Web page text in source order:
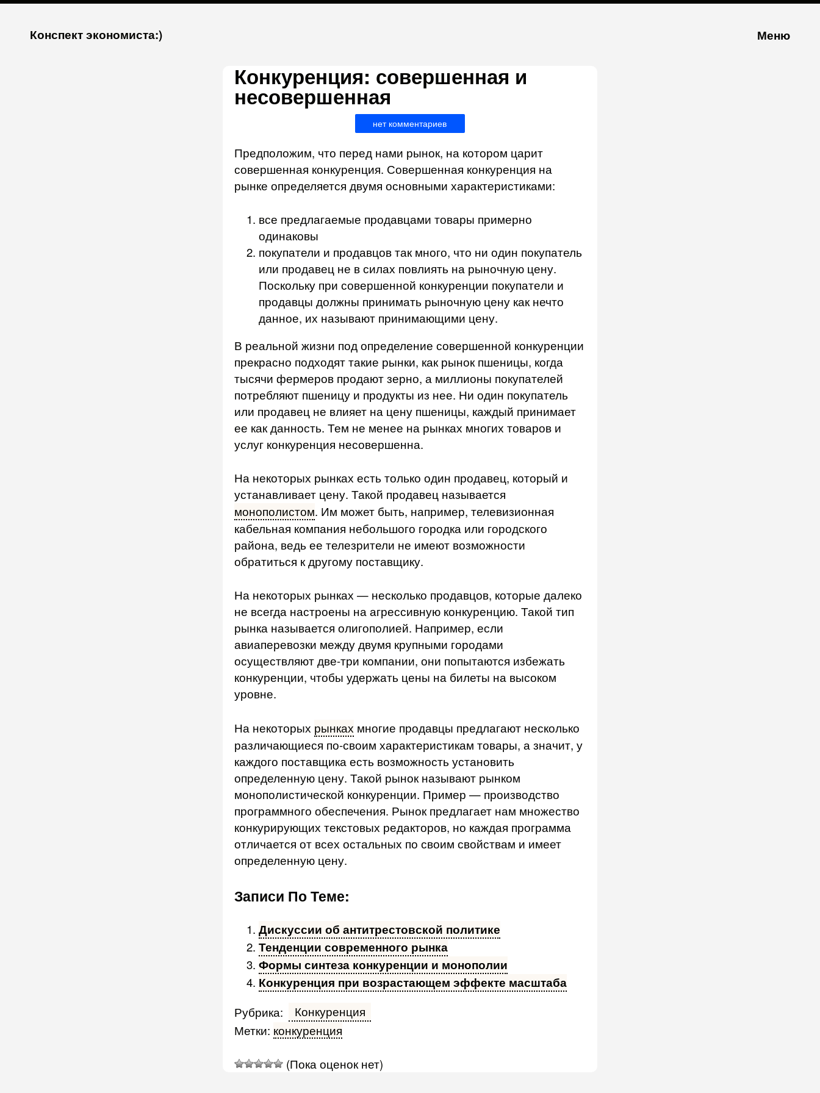
Конспект экономиста:) Меню
Конкуренция: совершенная и
несовершенная
нет комментариев
Предположим, что перед нами рынок, на котором царит
совершенная конкуренция. Совершенная конкуренция на
рынке определяется двумя основными характерис­тиками:
все предлагаемые продавцами товары примерно
одинаковы
покупатели и продавцов так много, что ни один покупатель
или продавец не в силах повлиять на рыночную цену.
Поскольку при совершенной конкуренции покупате­ли и
продавцы должны принимать рыночную цену как нечто
данное, их называют принимающими цену.
В реальной жизни под определение совершенной конкуренции
прекрасно подхо­дят такие рынки, как рынок пшеницы, когда
тысячи фермеров продают зерно, а миллионы покупателей
потребляют пшеницу и продукты из нее. Ни один покупа­тель
или продавец не влияет на цену пшеницы, каждый принимает
ее как данность. Тем не менее на рынках многих товаров и
услуг конкуренция несовершенна.
На некоторых рынках есть только один продавец, который и
устанавливает цену. Такой продавец называется
монополистом. Им может быть, например, телевизион­ная
кабельная компания небольшого городка или городского
района, ведь ее теле­зрители не имеют возможности
обратиться к другому поставщику.
На некоторых рынках — несколько продавцов, которые далеко
не всегда на­строены на агрессивную конкуренцию. Такой тип
рынка называется олигополией. Например, если
авиаперевозки между двумя крупными городами
осуществляют две-три компании, они попытаются избежать
конкуренции, чтобы удержать цены на билеты на высоком
уровне.
На некоторых рынках многие продавцы предлагают несколько
различающиеся по-своим характеристикам товары, а значит, у
каждого поставщика есть возможность установить
определенную цену. Такой рынок называют рынком
монополистической конкуренции. Пример — производство
программного обеспечения. Рынок предлага­ет нам множество
конкурирующих текстовых редакторов, но каждая программа
отли­чается от всех остальных по своим свойствам и имеет
определенную цену.
Записи По Теме:
Дискуссии об антитрестовской политике
Тенденции современного рынка
Формы синтеза конкуренции и монополии
Конкуренция при возрастающем эффекте масштаба
Рубрика:
Конкуренция
Метки: конкуренция
(Пока оценок нет)